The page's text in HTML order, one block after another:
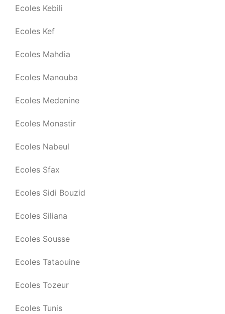
Ecoles Kebili
Ecoles Kef
Ecoles Mahdia
Ecoles Manouba
Ecoles Medenine
Ecoles Monastir
Ecoles Nabeul
Ecoles Sfax
Ecoles Sidi Bouzid
Ecoles Siliana
Ecoles Sousse
Ecoles Tataouine
Ecoles Tozeur
Ecoles Tunis